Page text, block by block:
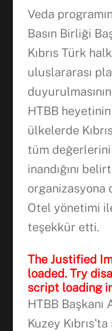
Veda
Basın Birliği
Kıbrıs Türk
uluslararası
HTBB
ülkelerde
tüm değerlerini
inandığını
organizasyona
Otel yönetimi
teşekkür etti.
The Justified
loaded. Try
script loading
HTBB
Kuzey